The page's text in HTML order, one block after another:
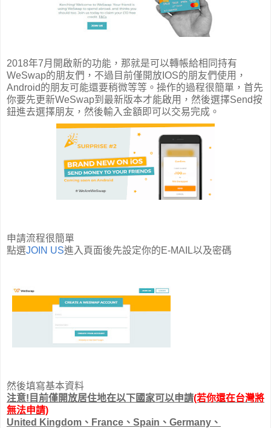
2018年7月開啟新的功能，那就是可以轉帳給相同持有
WeSwap的朋友們，不過目前僅開放IOS的朋友們使用，
Android的朋友可能還要稍微等等。操作的過程很簡單，首先
你要先更新WeSwap到最新版本才能啟用，然後選擇Send按
鈕進去選擇朋友，然後輸入金額即可以交易完成。
申請流程很簡單
點選JOIN US進入頁面後先設定你的E-MAIL以及密碼
然後填寫基本資料
注意!目前僅開放居住地在以下國家可以申請(若你還在台灣將
無法申請)
United Kingdom、France、Spain、Germany、